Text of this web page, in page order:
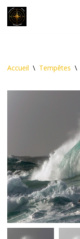
Aller
Accueil \ Tempêtes \